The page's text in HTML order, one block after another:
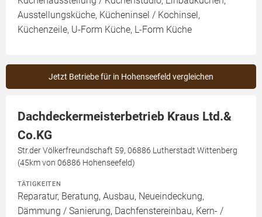
Ausstellungsküche, Kücheninsel / Kochinsel,
Küchenzeile, U-Form Küche, L-Form Küche
Jetzt Betriebe für in Hohenseefeld vergleichen
Dachdeckermeisterbetrieb Kraus Ltd.&
Co.KG
Str.der Völkerfreundschaft 59, 06886 Lutherstadt Wittenberg
(45km von 06886 Hohenseefeld)
TÄTIGKEITEN
Reparatur, Beratung, Ausbau, Neueindeckung,
Dämmung / Sanierung, Dachfenstereinbau, Kern- /